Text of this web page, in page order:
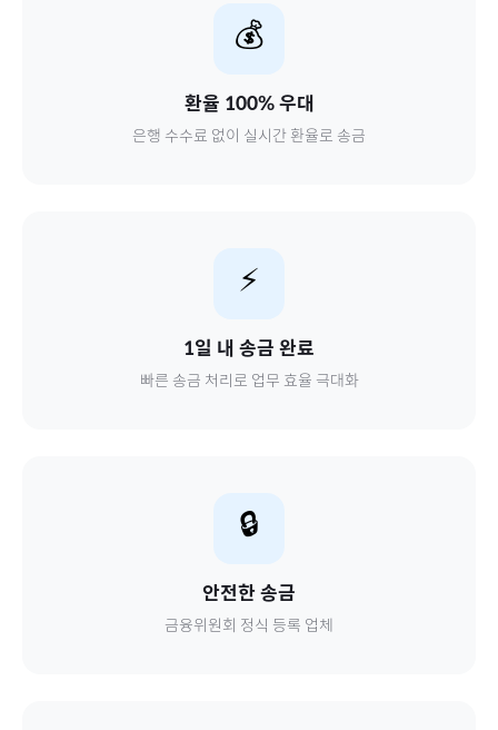
💰
환율 100% 우대
은행 수수료 없이 실시간 환율로 송금
⚡
1일 내 송금 완료
빠른 송금 처리로 업무 효율 극대화
🔒
안전한 송금
금융위원회 정식 등록 업체